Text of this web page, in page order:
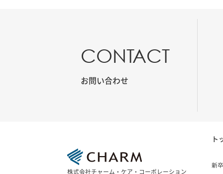
CONTACT
お問い合わせ
ト
新
株式会社チャーム・ケア・コーポレーション